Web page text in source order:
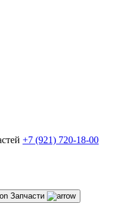
+7 (921) 720-18-00
Запчасти